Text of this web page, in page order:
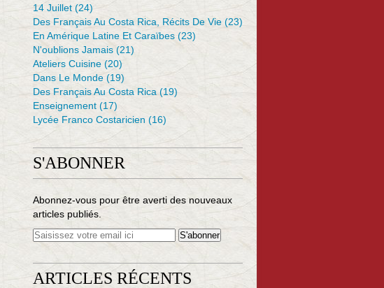
14 Juillet (24)
Des Français Au Costa Rica, Récits De Vie (23)
En Amérique Latine Et Caraïbes (23)
N'oublions Jamais (21)
Ateliers Cuisine (20)
Dans Le Monde (19)
Des Français Au Costa Rica (19)
Enseignement (17)
Lycée Franco Costaricien (16)
S'ABONNER
Abonnez-vous pour être averti des nouveaux
articles publiés.
ARTICLES RÉCENTS